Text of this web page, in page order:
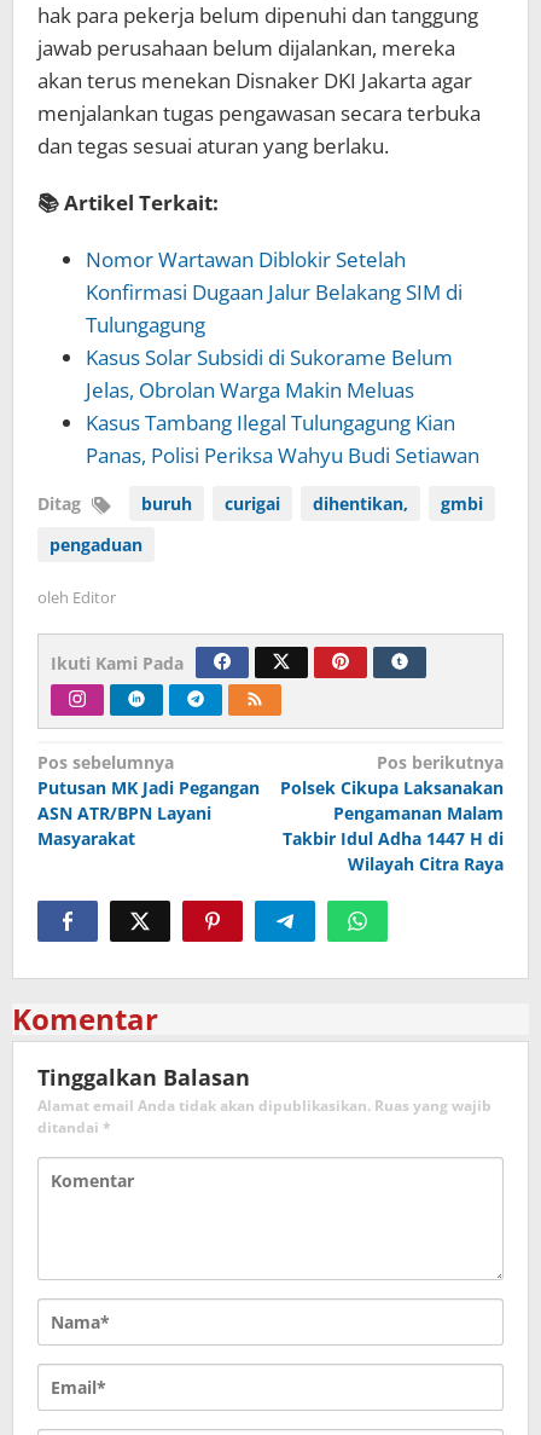
hak para pekerja belum dipenuhi dan tanggung
jawab perusahaan belum dijalankan, mereka
akan terus menekan Disnaker DKI Jakarta agar
menjalankan tugas pengawasan secara terbuka
dan tegas sesuai aturan yang berlaku.
📚 Artikel Terkait:
Nomor Wartawan Diblokir Setelah
Konfirmasi Dugaan Jalur Belakang SIM di
Tulungagung
Kasus Solar Subsidi di Sukorame Belum
Jelas, Obrolan Warga Makin Meluas
Kasus Tambang Ilegal Tulungagung Kian
Panas, Polisi Periksa Wahyu Budi Setiawan
Ditag buruh curigai dihentikan,
gmbi
pengaduan
oleh Editor
Ikuti Kami Pada
Navigasi
pos
Pos sebelumnya
Putusan MK Jadi Pegangan
ASN ATR/BPN Layani
Masyarakat
Pos berikutnya
Polsek Cikupa Laksanakan
Pengamanan Malam
Takbir Idul Adha 1447 H di
Wilayah Citra Raya
Komentar
Tinggalkan Balasan
Alamat email Anda tidak akan dipublikasikan. Ruas yang wajib
ditandai *